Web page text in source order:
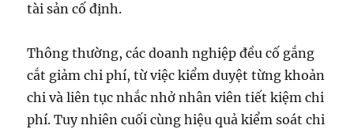
tài sản cố định.
Thông thường, các doanh nghiệp đều cố gắng
cắt giảm chi phí, từ việc kiểm duyệt từng khoản
chi và liên tục nhắc nhở nhân viên tiết kiệm chi
phí. Tuy nhiên cuối cùng hiệu quả kiểm soát chi